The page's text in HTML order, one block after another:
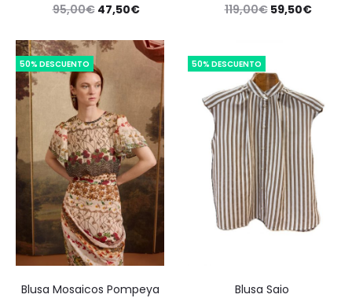
95,00€ 47,50€
119,00€ 59,50€
50% DESCUENTO
Blusa Mosaicos Pompeya
50% DESCUENTO
Blusa Saio